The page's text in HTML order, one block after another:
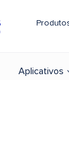
Aplicativos